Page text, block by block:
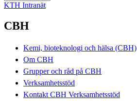
KTH Intranät
CBH
Kemi, bioteknologi och hälsa (CBH)
Om CBH
Grupper och råd på CBH
Verksamhetsstöd
Kontakt CBH Verksamhetsstöd